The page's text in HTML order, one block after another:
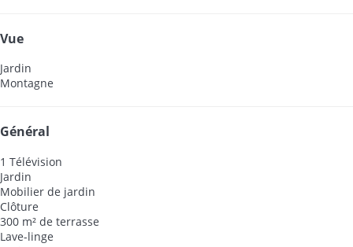
Vue
Jardin
Montagne
Général
1 Télévision
Jardin
Mobilier de jardin
Clôture
300 m² de terrasse
Lave-linge